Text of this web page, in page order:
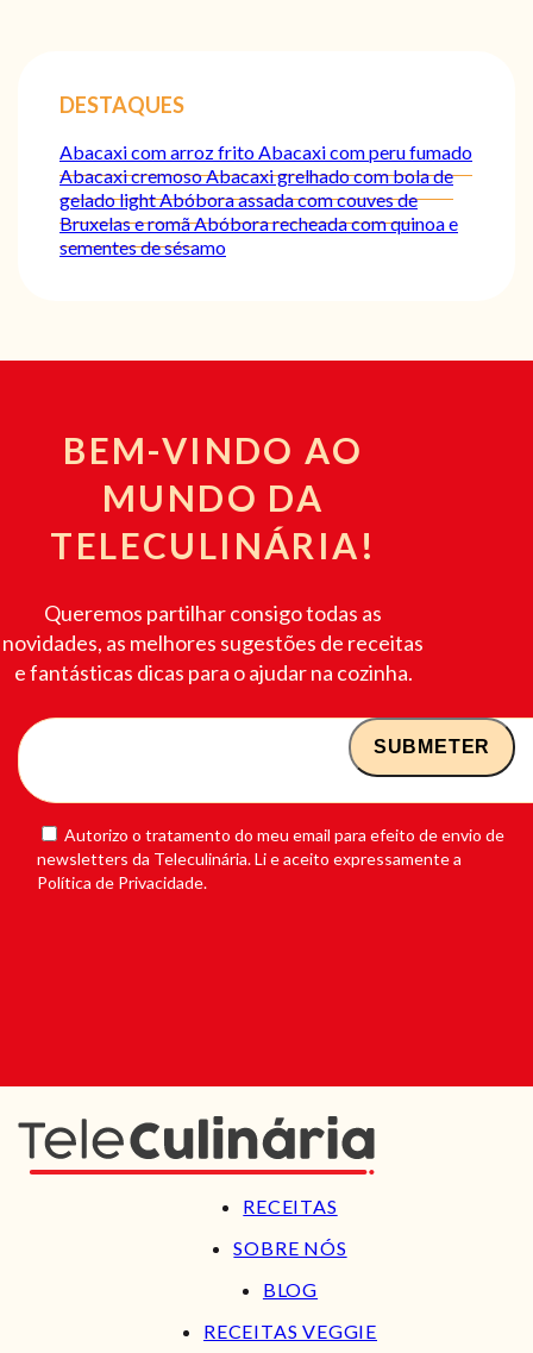
DESTAQUES
Abacaxi com arroz fritoAbacaxi com peru fumado
Abacaxi cremosoAbacaxi grelhado com bola de
gelado lightAbóbora assada com couves de
Bruxelas e romãAbóbora recheada com quinoa e
sementes de sésamo
BEM-VINDO AO
MUNDO DA
TELECULINÁRIA!
Queremos partilhar consigo todas as
novidades, as melhores sugestões de receitas
e fantásticas dicas para o ajudar na cozinha.
Autorizo o tratamento do meu email para efeito de envio de
newsletters da Teleculinária. Li e aceito expressamente a
Política de Privacidade.
RECEITAS
SOBRE NÓS
BLOG
RECEITAS VEGGIE